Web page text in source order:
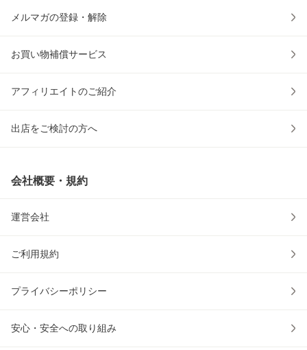
メルマガの登録・解除
お買い物補償サービス
アフィリエイトのご紹介
出店をご検討の方へ
会社概要・規約
運営会社
ご利用規約
プライバシーポリシー
安心・安全への取り組み